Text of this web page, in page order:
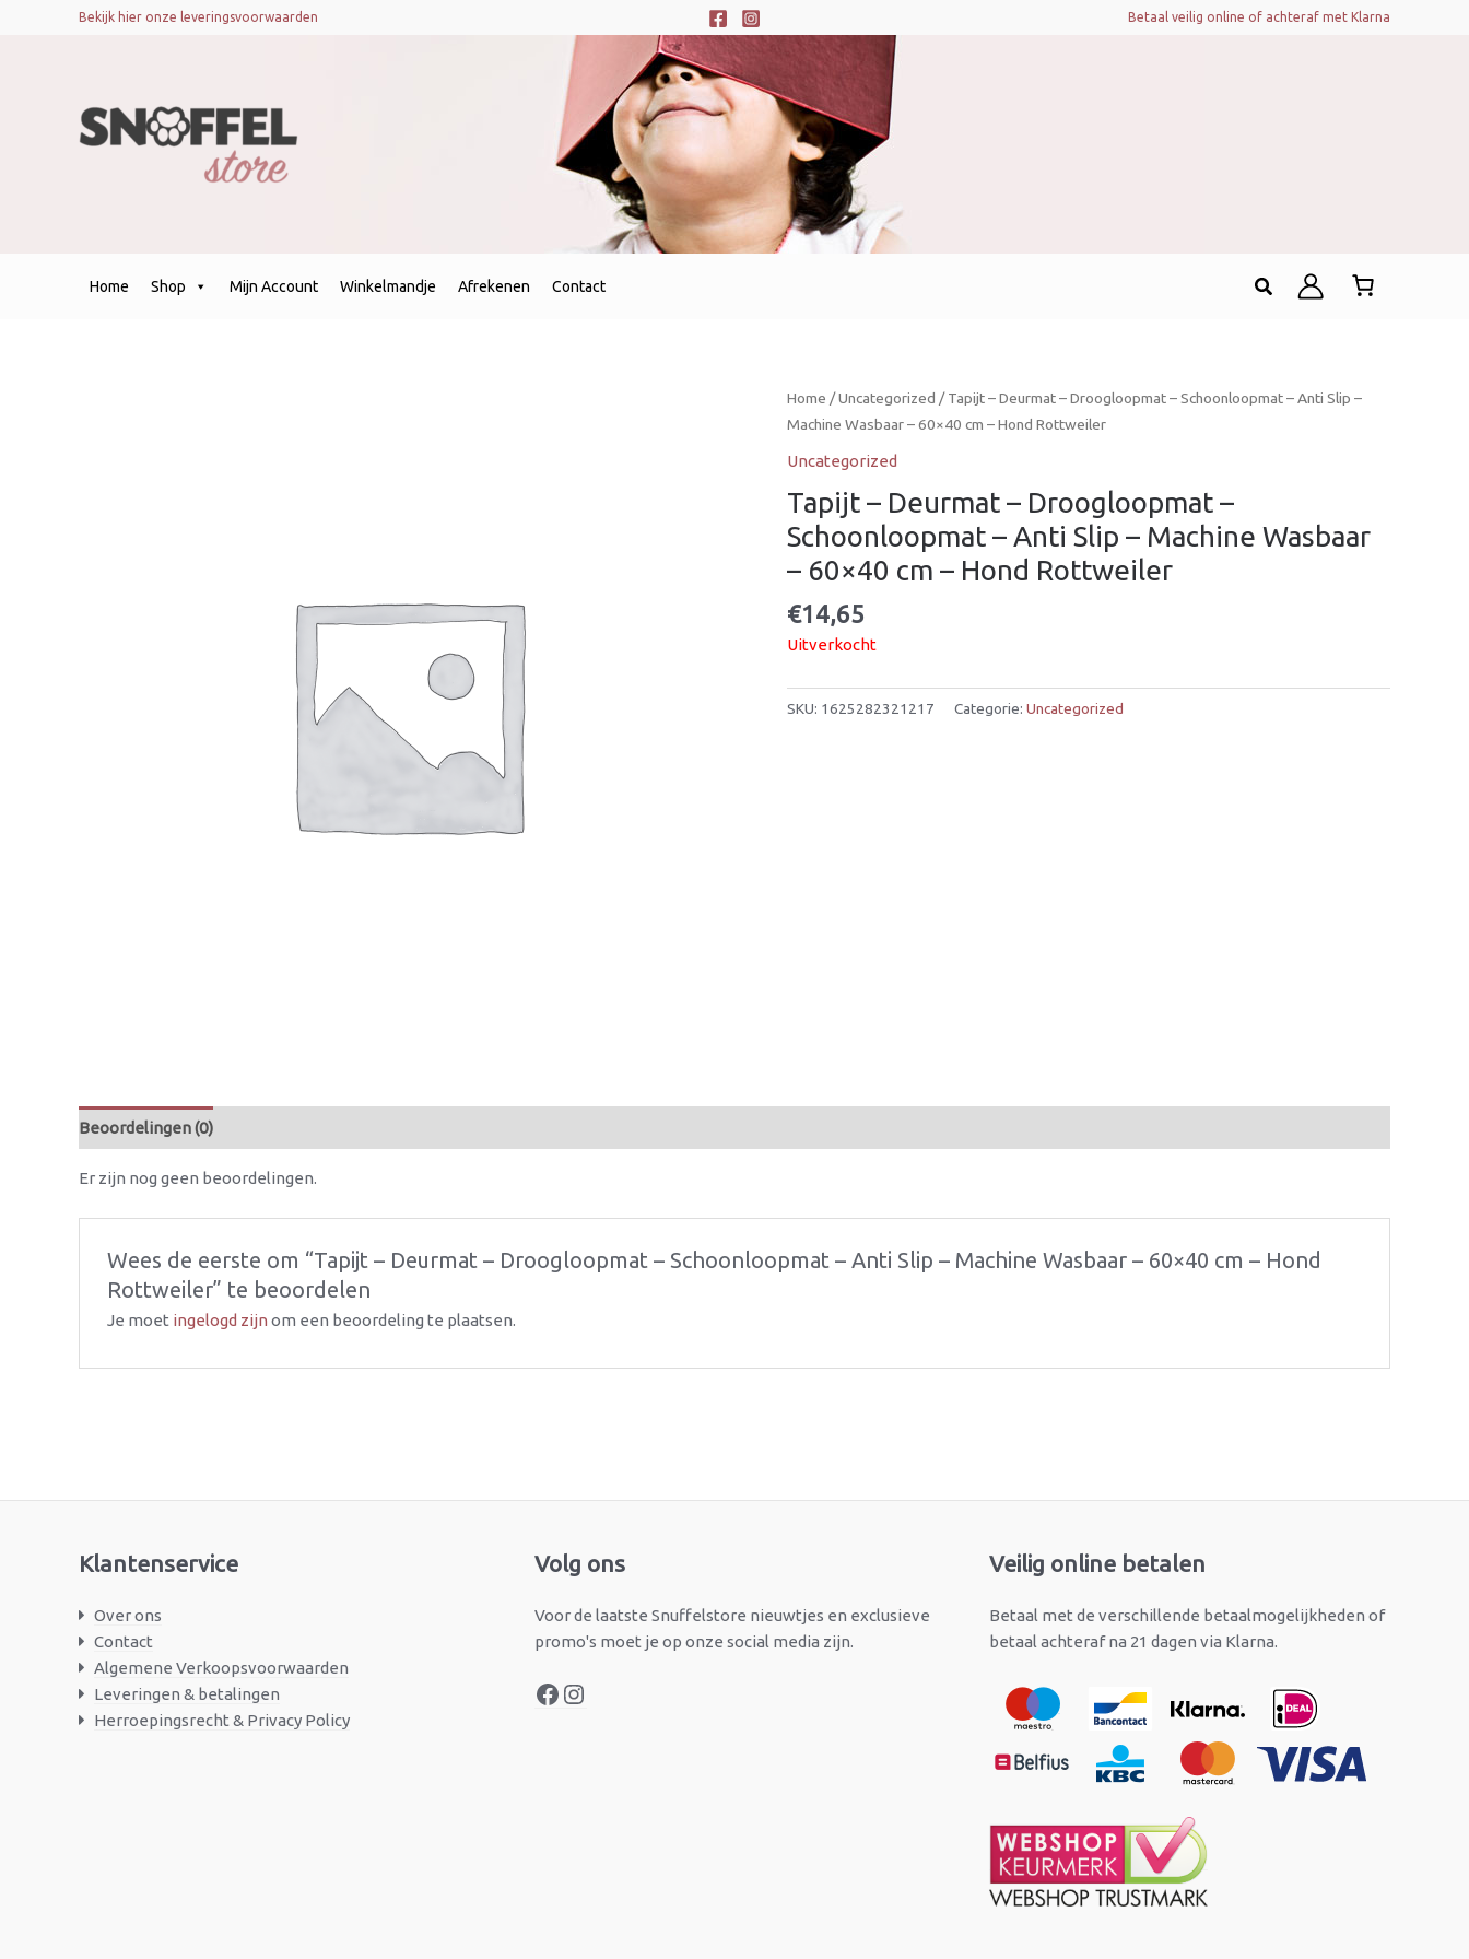
Bekijk hier onze leveringsvoorwaarden Betaal veilig online of achteraf met Klarna
Home Shop Mijn Account Winkelmandje Afrekenen Contact Zoeken
Home /Uncategorized / Tapijt – Deurmat – Droogloopmat – Schoonloopmat – Anti Slip –
Machine Wasbaar – 60×40 cm – Hond Rottweiler
Uncategorized
Tapijt – Deurmat – Droogloopmat –
Schoonloopmat – Anti Slip – Machine Wasbaar
– 60×40 cm – Hond Rottweiler
€14,65
Uitverkocht
SKU: 1625282321217 Categorie: Uncategorized
Beoordelingen (0)
Er zijn nog geen beoordelingen.
Wees de eerste om “Tapijt – Deurmat – Droogloopmat – Schoonloopmat – Anti Slip – Machine Wasbaar – 60×40 cm – Hond
Rottweiler” te beoordelen
Je moet ingelogd zijn om een beoordeling te plaatsen.
Klantenservice
Over ons
Contact
Algemene Verkoopsvoorwaarden
Leveringen & betalingen
Herroepingsrecht & Privacy Policy
Volg ons
Voor de laatste Snuffelstore nieuwtjes en exclusieve
promo's moet je op onze social media zijn.
Facebook
Instagram Veilig online betalen
Betaal met de verschillende betaalmogelijkheden of
betaal achteraf na 21 dagen via Klarna.